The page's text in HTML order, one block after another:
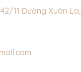
11 Đường Xuân